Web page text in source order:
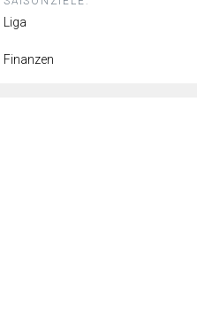
Liga
Finanzen